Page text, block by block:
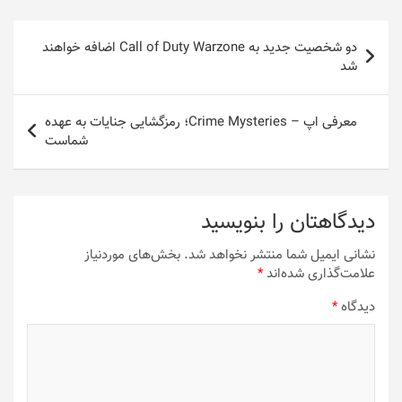
راهبری
نوشته
دو شخصیت جدید به Call of Duty Warzone اضافه خواهند
شد
معرفی اپ – Crime Mysteries؛ رمزگشایی جنایات به عهده
شماست
دیدگاهتان را بنویسید
نشانی ایمیل شما منتشر نخواهد شد. بخش‌های موردنیاز
علامت‌گذاری شده‌اند*
دیدگاه*